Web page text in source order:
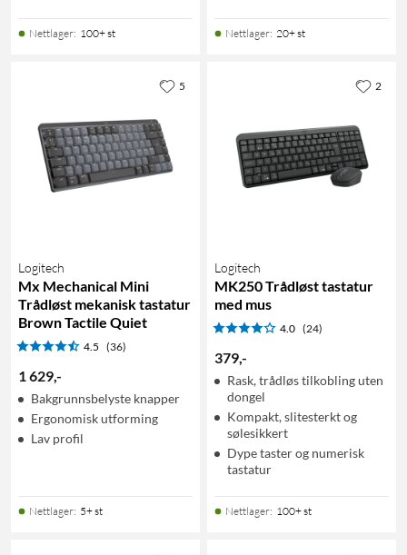
Nettlager: 100+ st Nettlager: 20+ st
Logitech
Mx Mechanical Mini
Trådløst mekanisk tastatur
Brown Tactile Quiet
4.5 (36)
1 629,-
Bakgrunnsbelyste knapper
Ergonomisk utforming
Lav profil
Nettlager: 5+ st
5
Logitech
MK250 Trådløst tastatur
med mus
4.0 (24)
379,-
Rask, trådløs tilkobling uten
dongel
Kompakt, slitesterkt og
sølesikkert
Dype taster og numerisk
tastatur
Nettlager: 100+ st
2